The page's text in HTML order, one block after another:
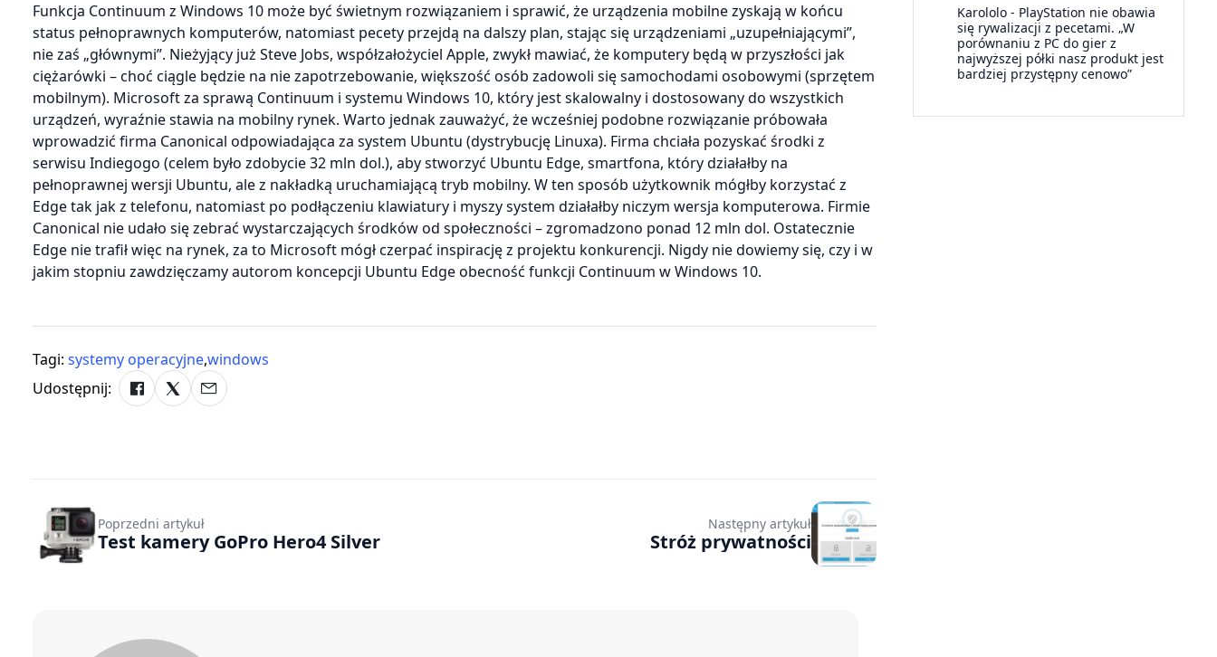
Funkcja Continuum z Windows 10 może być świetnym rozwiązaniem i sprawić, że urządzenia mobilne zyskają w końcu
status pełnoprawnych komputerów, natomiast pecety przejdą na dalszy plan, stając się urządzeniami „uzupełniającymi”,
nie zaś „głównymi”. Nieżyjący już Steve Jobs, współzałożyciel Apple, zwykł mawiać, że komputery będą w przyszłości jak
ciężarówki – choć ciągle będzie na nie zapotrzebowanie, większość osób zadowoli się samochodami osobowymi (sprzętem
mobilnym). Microsoft za sprawą Continuum i systemu Windows 10, który jest skalowalny i dostosowany do wszystkich
urządzeń, wyraźnie stawia na mobilny rynek. Warto jednak zauważyć, że wcześniej podobne rozwiązanie próbowała
wprowadzić firma Canonical odpowiadająca za system Ubuntu (dystrybucję Linuxa). Firma chciała pozyskać środki z
serwisu Indiegogo (celem było zdobycie 32 mln dol.), aby stworzyć Ubuntu Edge, smartfona, który działałby na
pełnoprawnej wersji Ubuntu, ale z nakładką uruchamiającą tryb mobilny. W ten sposób użytkownik mógłby korzystać z
Edge tak jak z telefonu, natomiast po podłączeniu klawiatury i myszy system działałby niczym wersja komputerowa. Firmie
Canonical nie udało się zebrać wystarczających środków od społeczności – zgromadzono ponad 12 mln dol. Ostatecznie
Edge nie trafił więc na rynek, za to Microsoft mógł czerpać inspirację z projektu konkurencji. Nigdy nie dowiemy się, czy i w
jakim stopniu zawdzięczamy autorom koncepcji Ubuntu Edge obecność funkcji Continuum w Windows 10.
Tagi: systemy operacyjne,windows
Udostępnij:
Karololo - PlayStation nie obawia
się rywalizacji z pecetami. „W
porównaniu z PC do gier z
najwyższej półki nasz produkt jest
bardziej przystępny cenowo”
Poprzedni artykuł
Test kamery GoPro Hero4 Silver
Następny artykuł
Stróż prywatności